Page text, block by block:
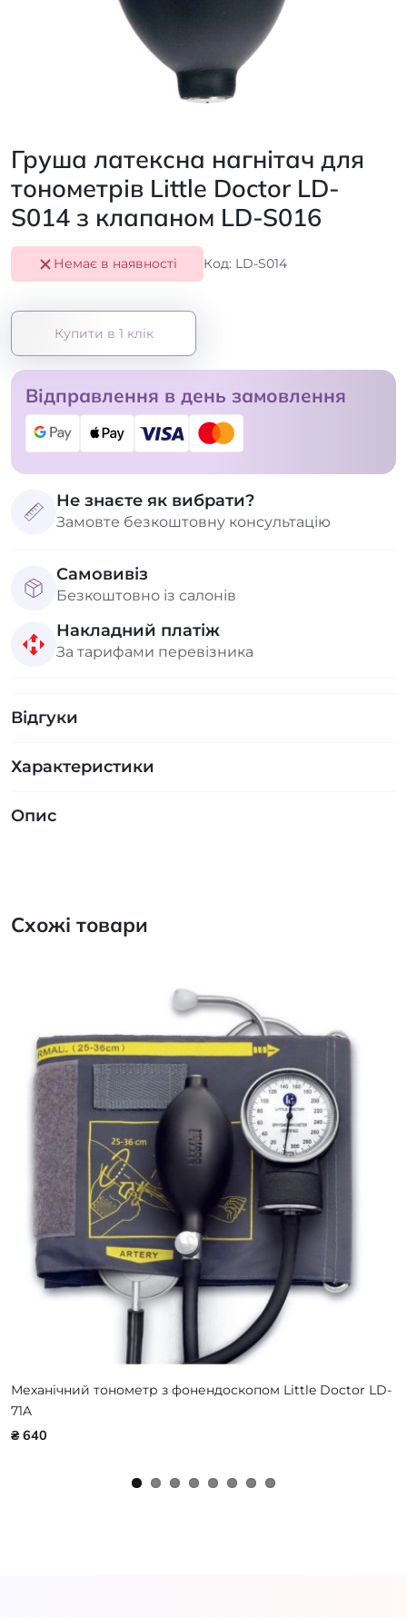
Груша латексна нагнітач для
тонометрів Little Doctor LD-
S014 з клапаном LD-S016
Немає в наявності Код: LD-S014
Купити в 1 клік
Відправлення в день замовлення
Не знаєте як вибрати?
Замовте безкоштовну консультацію
Самовивіз
Безкоштовно із салонів
Накладний платіж
За тарифами перевізника
Відгуки
Характеристики
Опис
Схожі товари
Механічний тонометр з фонендоскопом Little Doctor LD-
71A
₴ 640